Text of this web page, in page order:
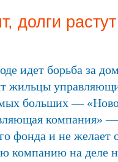
долги растут
идет борьба за
жильцы
больших —
компания»
фонда и не желает
компанию на деле